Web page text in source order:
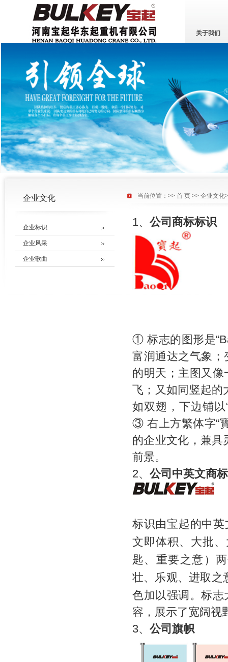
关于我们
企业文化
企业标识
企业风采
企业歌曲
当前位置：>> 首 页 >> 企业文化
1、 公司商标标识
① 标志的图形是
富润通达之气象
的明天；主图又
飞；又如同竖起
如双翅，下边铺
③ 右上方繁体字“
的企业文化，兼
前景。
2、 公司中英文商标
标识由宝起的中英
文即体积、大批
匙、重要之意）
壮、乐观、进取之
色加以强调。标
容，展示了宽阔视
3、 公司旗帜